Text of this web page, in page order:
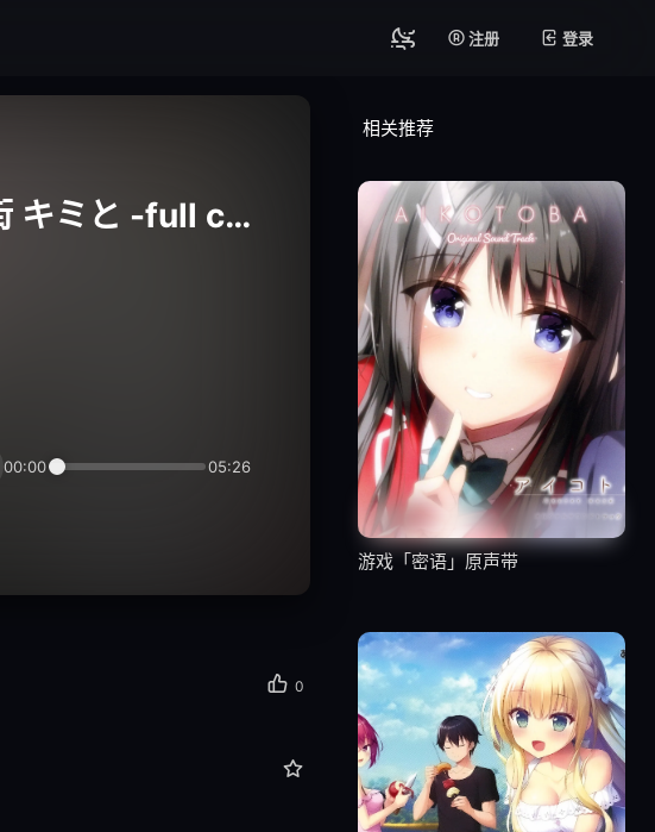
注册 登录
1.01.雪の街 キミと -full chorus-
00:00 05:26
0
相关推荐
游戏「密语」原声带